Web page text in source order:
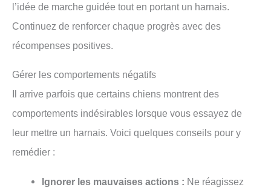
l’idée de marche guidée tout en portant un harnais.
Continuez de renforcer chaque progrès avec des
récompenses positives.
Gérer les comportements négatifs
Il arrive parfois que certains chiens montrent des
comportements indésirables lorsque vous essayez de
leur mettre un harnais. Voici quelques conseils pour y
remédier :
Ignorer les mauvaises actions : Ne réagissez